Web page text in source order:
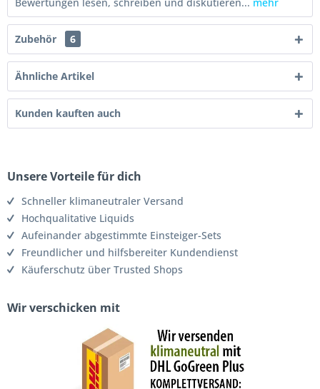
Zubehör 6
Ähnliche Artikel
Kunden kauften auch
Unsere Vorteile für dich
Schneller klimaneutraler Versand
Hochqualitative Liquids
Aufeinander abgestimmte Einsteiger-Sets
Freundlicher und hilfsbereiter Kundendienst
Käuferschutz über Trusted Shops
Wir verschicken mit